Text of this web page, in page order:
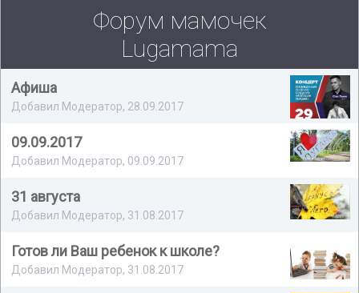
Форум мамочек
Lugamama
Афиша
Добавил Модератор, 28.09.2017
09.09.2017
Добавил Модератор, 09.09.2017
31 августа
Добавил Модератор, 31.08.2017
Готов ли Ваш ребенок к школе?
Добавил Модератор, 31.08.2017